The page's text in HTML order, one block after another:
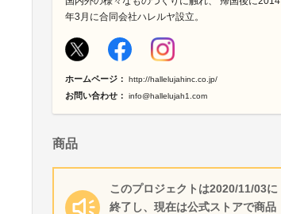
年3月に合同会社ハレルヤ設立。
ホームページ： http://hallelujahinc.co.jp/
お問い合わせ： info@hallelujah1.com
商品
このプロジェクトは2020/11/03に
終了し、現在は公式ストアで商品